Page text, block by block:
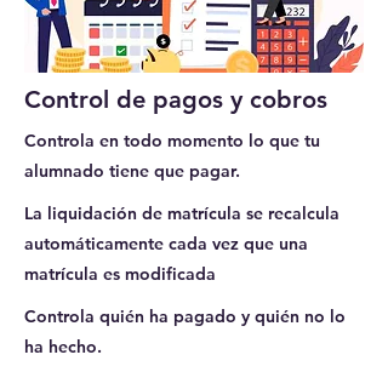
Control de pagos y cobros
Controla en todo momento lo que tu
alumnado tiene que pagar.
La liquidación de matrícula se recalcula
automáticamente cada vez que una
matrícula es modificada
Controla quién ha pagado y quién no lo
ha hecho.